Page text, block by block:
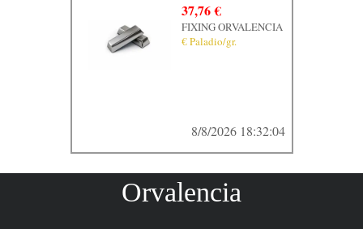
37,76 €
FIXING ORVALENCIA
€ Paladio/gr.
8/8/2026 18:32:04
Orvalencia